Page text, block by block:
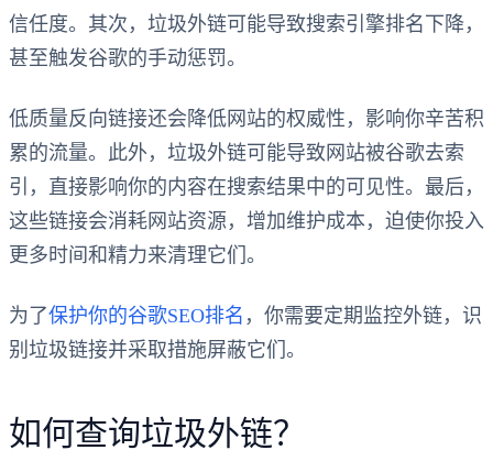
信任度。其次，垃圾外链可能导致搜索引擎排名下降，
甚至触发谷歌的手动惩罚。
低质量反向链接还会降低网站的权威性，影响你辛苦积
累的流量。此外，垃圾外链可能导致网站被谷歌去索
引，直接影响你的内容在搜索结果中的可见性。最后，
这些链接会消耗网站资源，增加维护成本，迫使你投入
更多时间和精力来清理它们。
为了保护你的谷歌SEO排名 ，你需要定期监控外链，识
别垃圾链接并采取措施屏蔽它们。
如何查询垃圾外链？